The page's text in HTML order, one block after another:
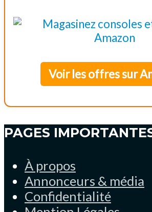
Voir les offres sur
PAGES
À propos
Annonceurs & média
Confidentialité